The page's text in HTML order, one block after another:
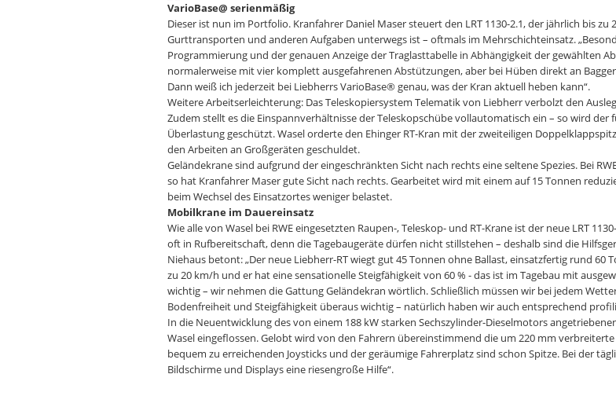
VarioBase@ serienmäßig
Dieser ist nun im Portfolio. Kranfahrer Daniel Maser steuert den LRT 1130-2.1, der jährlich bis
Gurttransporten und anderen Aufgaben unterwegs ist – oftmals im Mehrschichteinsatz.
Programmierung und der genauen Anzeige der Traglasttabelle in Abhängigkeit der gewählten
normalerweise mit vier komplett ausgefahrenen Abstützungen, aber bei Hüben direkt an
Dann weiß ich jederzeit bei Liebherrs VarioBase® genau, was der Kran aktuell heben kann“.
Weitere Arbeitserleichterung: Das Teleskopiersystem Telematik von Liebherr verbolzt den
Zudem stellt es die Einspannverhältnisse der Teleskopschübe vollautomatisch ein – so wird
Überlastung geschützt. Wasel orderte den Ehinger RT-Kran mit der zweiteiligen
den Arbeiten an Großgeräten geschuldet.
Geländekrane sind aufgrund der eingeschränkten Sicht nach rechts eine seltene Spezies. Bei
so hat Kranfahrer Maser gute Sicht nach rechts. Gearbeitet wird mit einem auf 15 Tonnen
beim Wechsel des Einsatzortes weniger belastet.
Mobilkrane im Dauereinsatz
Wie alle von Wasel bei RWE eingesetzten Raupen-, Teleskop- und RT-Krane ist der neue LRT
oft in Rufbereitschaft, denn die Tagebaugeräte dürfen nicht stillstehen – deshalb sind die
Niehaus betont: „Der neue Liebherr-RT wiegt gut 45 Tonnen ohne Ballast, einsatzfertig rund
zu 20 km/h und er hat eine sensationelle Steigfähigkeit von 60 % - das ist im Tagebau mit
wichtig – wir nehmen die Gattung Geländekran wörtlich. Schließlich müssen wir bei jedem
Bodenfreiheit und Steigfähigkeit überaus wichtig – natürlich haben wir auch entsprechend
In die Neuentwicklung des von einem 188 kW starken Sechszylinder-Dieselmotors
Wasel eingeflossen. Gelobt wird von den Fahrern übereinstimmend die um 220 mm
bequem zu erreichenden Joysticks und der geräumige Fahrerplatz sind schon Spitze. Bei der
Bildschirme und Displays eine riesengroße Hilfe“.